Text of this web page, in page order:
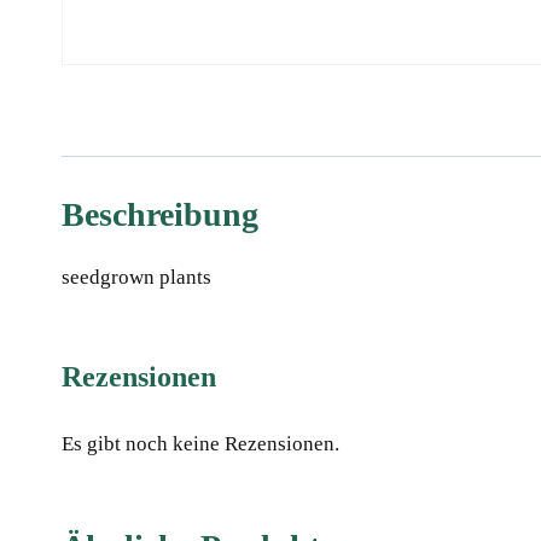
Beschreibung
seedgrown plants
Rezensionen
Es gibt noch keine Rezensionen.